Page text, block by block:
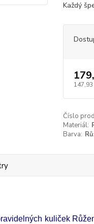
Každý
147,93
Číslo
Materiál:
Barva:
kuliček